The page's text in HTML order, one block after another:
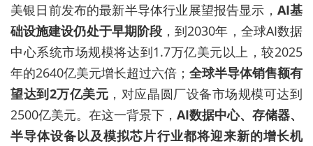
美银日前发布的最新半导体行业展望报告显示， AI基
础设施建设仍处于早期阶段 ，到2030年，全球AI数据
中心系统市场规模将达到1.7万亿美元以上，较2025
年的2640亿美元增长超过六倍； 全球半导体销售额有
望达到2万亿美元 ，对应晶圆厂设备市场规模可达到
2500亿美元。在这一背景下， AI数据中心、存储器、
半导体设备以及模拟芯片行业都将迎来新的增长机